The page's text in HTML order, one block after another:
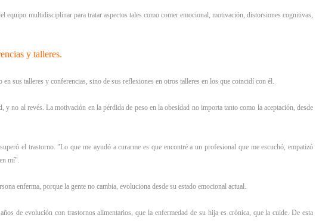
equipo multidisciplinar para tratar aspectos tales como comer emocional, motivación, distorsiones cognitivas,
y talleres.
sus talleres y conferencias, sino de sus reflexiones en otros talleres en los que coincidí con él.
y no al revés. La motivación en la pérdida de peso en la obesidad no importa tanto como la aceptación, desde
el trastorno. "Lo que me ayudó a curarme es que encontré a un profesional que me escuchó, empatizó
mí".
enferma, porque la gente no cambia, evoluciona desde su estado emocional actual.
de evolución con trastornos alimentarios, que la enfermedad de su hija es crónica, que la cuide. De esta